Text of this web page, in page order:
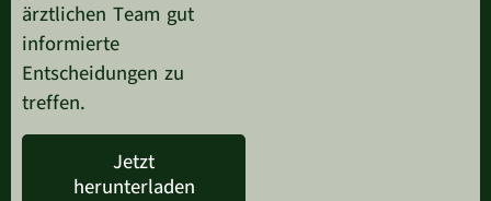
ärztlichen Team gut
informierte
Entscheidungen zu
treffen.
Jetzt
herunterladen